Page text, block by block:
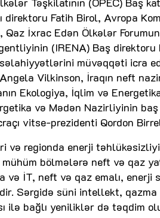
Fatih Birol, Avropa
İxrac Edən Ölkələr
(IRENA) Baş direktoru
müvəqqəti icra
Vilkinson, İraqın neft
Ekologiya, İqlim və
və Mədən Nazirliyinin
vitse-prezidenti Qordon
regionda enerji
bölmələrə neft və qaz
və İT, neft və qaz emalı,
Sərgidə süni intellekt,
ilə bağlı yeniliklər də təqdim